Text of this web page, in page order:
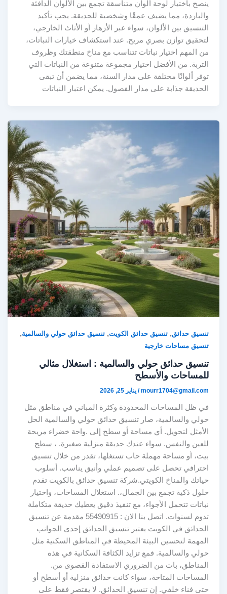
ينصح باختيار لوحة ألوان متناسقة تجمع بين الألوان الدافئة
والباردة، مما يضيف عمقًا وشخصية للحديقة. يجب تأكيد
التنسيق بين الألوان، سواء عبر الأزهار أو الأثاث الخارجي،
لتحقيق توازن بصري مريح. عند استكشاف خيارات النباتات،
من المهم اختيار نباتات تتناسب مع مناخ منطقتك وظروف
التربة. من الأفضل اختيار مجموعة متنوعة من النباتات التي
توفر ألوانًا مختلفة على مدار السنة، مما يضمن أن تبقى
الحديقة جذابة على مدار الفصول. يمكن اعتبار النباتات
تنسيق حدائق,تنسيق حدائق الكويت,تنسيق حدائق حولي والسالمية,
تنسيق مساحات خارجية
تنسيق حدائق حولي والسالمية : استغلال مثالي
للمساحات والأسطح
mourr1704@gmail.com
/يناير 25, 2026
في ظل المساحات المحدودة وكثرة المباني في مناطق مثل
حولي والسالمية، صار تنسيق حدائق حولي والسالمية الحل
الأمثل لتحويل. أي مساحة أو سطح إلى .واحة خضراء مريحة
للعين والنفس. سواء عندك حديقة منزلية صغيرة. ، سطح
بيت، أو مساحة مهملة حاب تستغلها، تقدر من خلال تنسيق
احترافي تحصل على تصميم عملي وأنيق يناسب. أسلوب
حياتك والمناخ الكويتي.شركة تنسيق حدائق بالكويت تقدم
حلول ذكية تجمع بين الجمال،. استغلال المساحات، واختيار
نباتات تتحمل الأجواء، مع تنفيذ دقيق يعطيك حديقة متكاملة
تدوم لسنوات. اتصل بنا الان : 55490915 مقدمة عن تنسيق
الحدائق في الكويت يعتبر تنسيق الحدائق إحدى الجوانب
المهمة لتحسين البيئة المحيطة في المناطق السكنية مثل
حولي والسالمية. فمع تزايد الكثافة السكانية في هذه
المناطق، بات من الضروري الاستفادة القصوى من.
المساحات المتاحة، سواء كانت حدائق منزلية أو أسطح أو
حتى فناء خلفي. إن تنسيق الحدائق. لا يقتصر فقط على